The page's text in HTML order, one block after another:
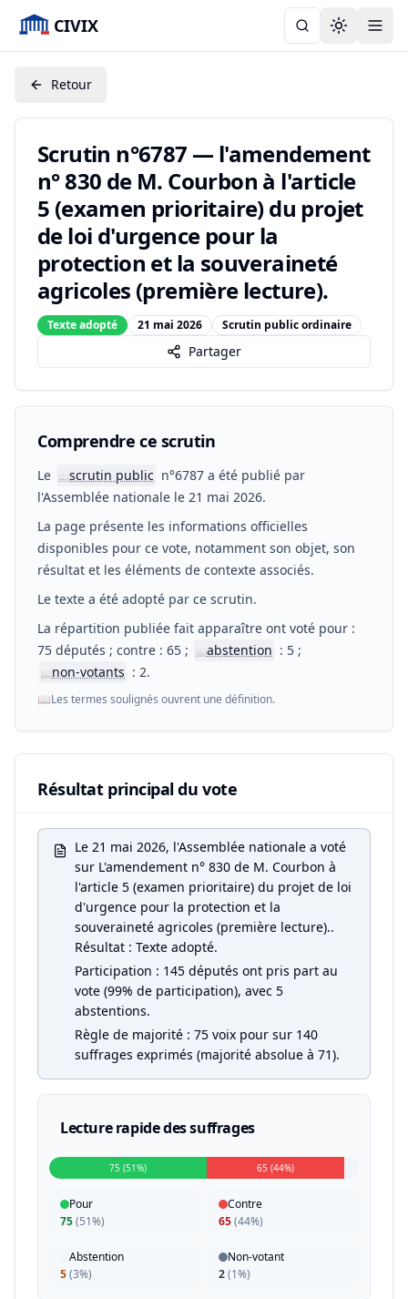
CIVIX Toggle
Retour
Scrutin n°6787 — l'amendement
n° 830 de M. Courbon à l'article
5 (examen prioritaire) du projet
de loi d'urgence pour la
protection et la souveraineté
agricoles (première lecture).
Texte adopté 21 mai 2026 Scrutin public ordinaire
Partager
Comprendre ce scrutin
Le 📖scrutin public n°6787 a été publié par
l'Assemblée nationale le 21 mai 2026.
La page présente les informations officielles
disponibles pour ce vote, notamment son objet, son
résultat et les éléments de contexte associés.
Le texte a été adopté par ce scrutin.
La répartition publiée fait apparaître ont voté pour :
75 députés ; contre : 65 ;
📖abstention : 5 ;
📖non-votants : 2.
📖Les termes soulignés ouvrent une définition.
Résultat principal du vote
Le 21 mai 2026, l'Assemblée nationale a voté
sur L'amendement n° 830 de M. Courbon à
l'article 5 (examen prioritaire) du projet de loi
d'urgence pour la protection et la
souveraineté agricoles (première lecture)..
Résultat : Texte adopté.
Participation : 145 députés ont pris part au
vote (99% de participation), avec 5
abstentions.
Règle de majorité : 75 voix pour sur 140
suffrages exprimés (majorité absolue à 71).
Lecture rapide des suffrages
75 (51%) 65 (44%)
Pour
75(51%)
Contre
65(44%)
Abstention
5(3%)
Non-votant
2(1%)